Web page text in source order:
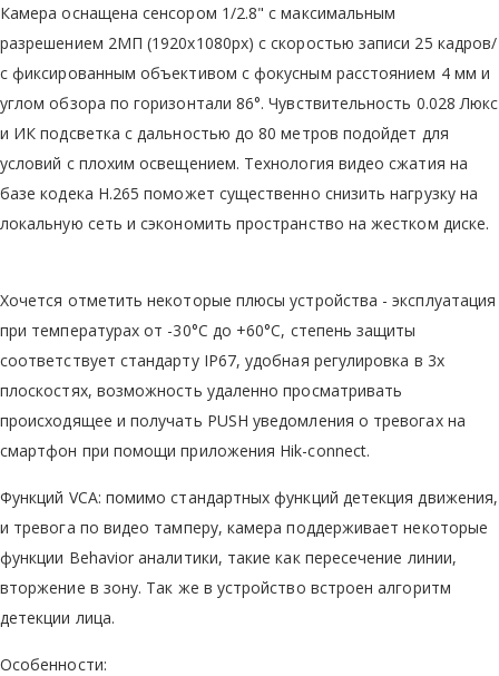
Камера оснащена сенсором 1/2.8" с максимальным
разрешением 2МП (1920х1080px) с скоростью записи 25 кадров/
с фиксированным объективом с фокусным расстоянием 4 мм и
углом обзора по горизонтали 86°. Чувствительность 0.028 Люкс
и ИК подсветка с дальностью до 80 метров подойдет для
условий с плохим освещением. Технология видео сжатия на
базе кодека Н.265 поможет существенно снизить нагрузку на
локальную сеть и сэкономить пространство на жестком диске.
Хочется отметить некоторые плюсы устройства - эксплуатация
при температурах от -30°C до +60°C, степень защиты
соответствует стандарту IP67, удобная регулировка в 3х
плоскостях, возможность удаленно просматривать
происходящее и получать PUSH уведомления о тревогах на
смартфон при помощи приложения Hik-connect.
Функций VCA: помимо стандартных функций детекция движения,
и тревога по видео тамперу, камера поддерживает некоторые
функции Behavior аналитики, такие как пересечение линии,
вторжение в зону. Так же в устройство встроен алгоритм
детекции лица.
Особенности: